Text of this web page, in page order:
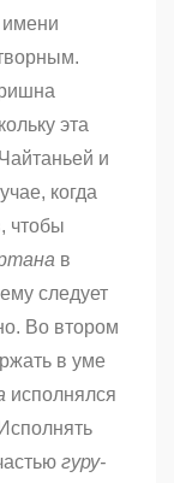
имени
эта
и
когда
чтобы
в
следует
Во втором
в уме
исполнялся
гуру-